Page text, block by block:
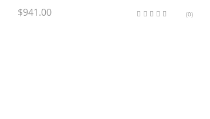
$941.00 (0)